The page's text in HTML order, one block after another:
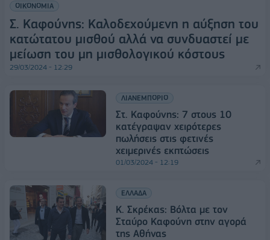
ΟΙΚΟΝΟΜΙΑ
Σ. Καφούνης: Καλοδεχούμενη η αύξηση του
κατώτατου μισθού αλλά να συνδυαστεί με
μείωση του μη μισθολογικού κόστους
29/03/2024 - 12:29
ΛΙΑΝΕΜΠΟΡΙΟ
Στ. Καφούνης: 7 στους 10
κατέγραψαν χειρότερες
πωλήσεις στις φετινές
χειμερινές εκπτώσεις
01/03/2024 - 12:19
ΕΛΛΑΔΑ
Κ. Σκρέκας: Βόλτα με τον
Σταύρο Καφούνη στην αγορά
της Αθήνας